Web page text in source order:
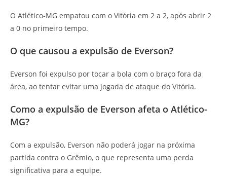
O Atlético-MG empatou com o Vitória em 2 a 2, após abrir 2
a 0 no primeiro tempo.
O que causou a expulsão de Everson?
Everson foi expulso por tocar a bola com o braço fora da
área, ao tentar evitar uma jogada de ataque do Vitória.
Como a expulsão de Everson afeta o Atlético-
MG?
Com a expulsão, Everson não poderá jogar na próxima
partida contra o Grêmio, o que representa uma perda
significativa para a equipe.